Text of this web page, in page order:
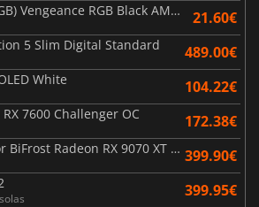
(2 x 16 GB) Vengeance RGB Black AMD Expo 6000 MHz - CAS 30 21.60€
5 Slim Digital Standard 489.00€
White 104.22€
7600 Challenger OC 172.38€
Predator BiFrost Radeon RX 9070 XT OC 16 Go 399.90€
399.95€